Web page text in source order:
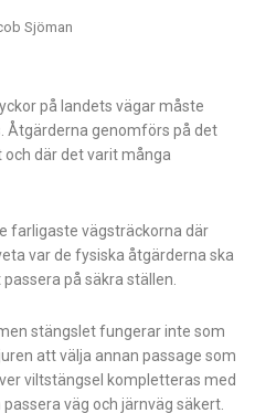
Sjöman
på landets vägar måste
Åtgärderna genomförs på det
där det varit många
farligaste vägsträckorna där
var de fysiska åtgärderna ska
på säkra ställen.
stängslet fungerar inte som
att välja annan passage som
viltstängsel kompletteras med
väg och järnväg säkert.